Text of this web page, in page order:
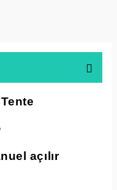
açılır